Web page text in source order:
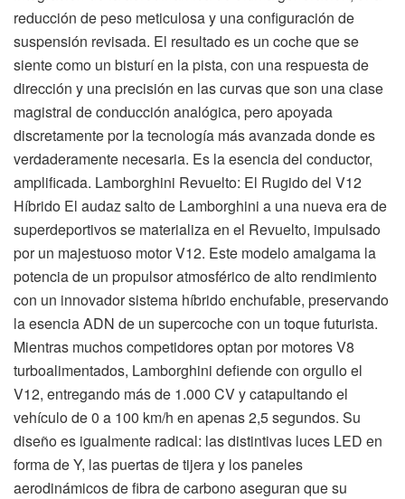
reducción de peso meticulosa y una configuración de
suspensión revisada. El resultado es un coche que se
siente como un bisturí en la pista, con una respuesta de
dirección y una precisión en las curvas que son una clase
magistral de conducción analógica, pero apoyada
discretamente por la tecnología más avanzada donde es
verdaderamente necesaria. Es la esencia del conductor,
amplificada. Lamborghini Revuelto: El Rugido del V12
Híbrido El audaz salto de Lamborghini a una nueva era de
superdeportivos se materializa en el Revuelto, impulsado
por un majestuoso motor V12. Este modelo amalgama la
potencia de un propulsor atmosférico de alto rendimiento
con un innovador sistema híbrido enchufable, preservando
la esencia ADN de un supercoche con un toque futurista.
Mientras muchos competidores optan por motores V8
turboalimentados, Lamborghini defiende con orgullo el
V12, entregando más de 1.000 CV y catapultando el
vehículo de 0 a 100 km/h en apenas 2,5 segundos. Su
diseño es igualmente radical: las distintivas luces LED en
forma de Y, las puertas de tijera y los paneles
aerodinámicos de fibra de carbono aseguran que su